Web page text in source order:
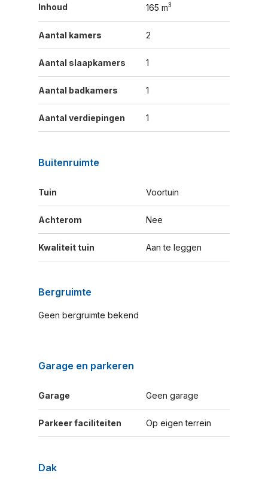
Inhoud 165 m3
Aantal kamers 2
Aantal slaapkamers 1
Aantal badkamers 1
Aantal verdiepingen 1
Buitenruimte
Tuin Voortuin
Achterom Nee
Kwaliteit tuin Aan te leggen
Bergruimte
Geen bergruimte bekend
Garage en parkeren
Garage Geen garage
Parkeer faciliteiten Op eigen terrein
Dak